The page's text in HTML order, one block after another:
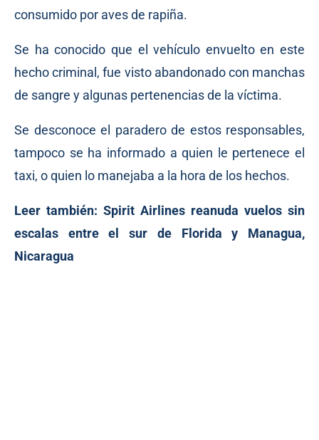
consumido por aves de rapiña.
Se ha conocido que el vehículo envuelto en este
hecho criminal, fue visto abandonado con manchas
de sangre y algunas pertenencias de la víctima.
Se desconoce el paradero de estos responsables,
tampoco se ha informado a quien le pertenece el
taxi, o quien lo manejaba a la hora de los hechos.
Leer también: Spirit Airlines reanuda vuelos sin
escalas entre el sur de Florida y Managua,
Nicaragua